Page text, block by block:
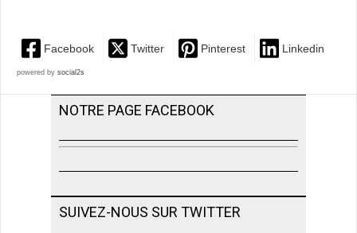
Facebook Twitter Pinterest Linkedin
powered by social2s
NOTRE PAGE FACEBOOK
SUIVEZ-NOUS SUR TWITTER